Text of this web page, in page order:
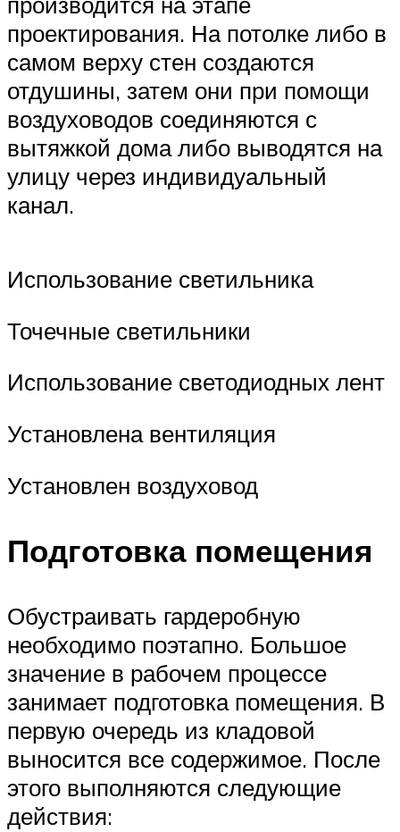
проектирования. На потолке либо в
самом верху стен создаются
отдушины, затем они при помощи
воздуховодов соединяются с
вытяжкой дома либо выводятся на
улицу через индивидуальный
канал.
Использование светильника
Точечные светильники
Использование светодиодных лент
Установлена вентиляция
Установлен воздуховод
Подготовка помещения
Обустраивать гардеробную
необходимо поэтапно. Большое
значение в рабочем процессе
занимает подготовка помещения. В
первую очередь из кладовой
выносится все содержимое. После
этого выполняются следующие
действия: